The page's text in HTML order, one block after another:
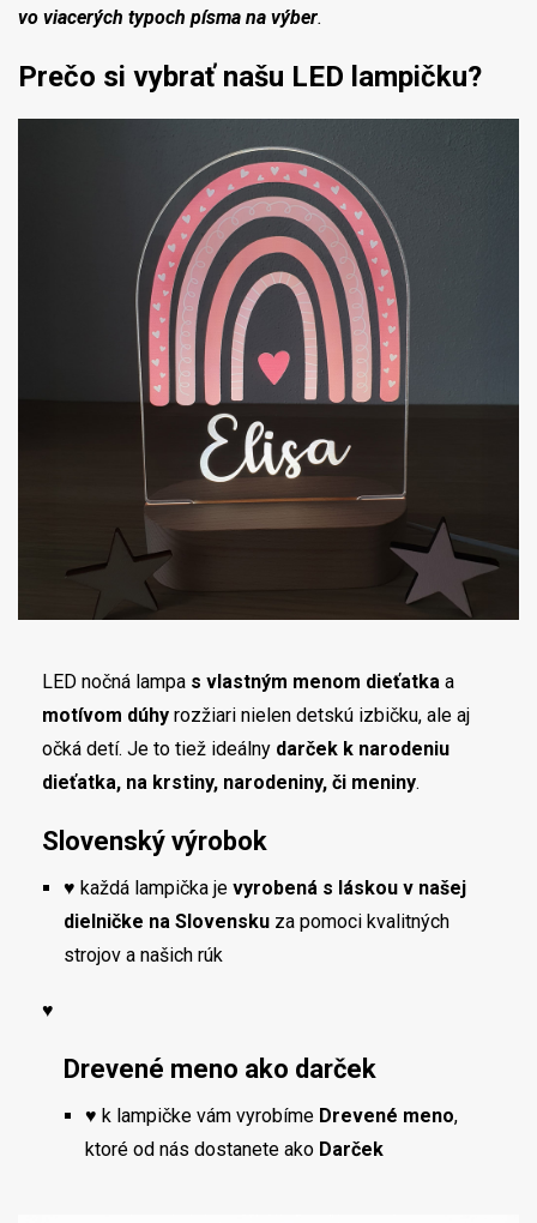
vo viacerých typoch písma na výber.
Prečo si vybrať našu LED lampičku?
LED nočná lampa s vlastným menom dieťatka a
motívom dúhy rozžiari nielen detskú izbičku, ale aj
očká detí. Je to tiež ideálny darček k narodeniu
dieťatka, na krstiny, narodeniny, či meniny.
Slovenský výrobok
♥ každá lampička je vyrobená s láskou v našej
dielničke na Slovensku za pomoci kvalitných
strojov a našich rúk
♥
Drevené meno ako darček
♥ k lampičke vám vyrobíme Drevené meno,
ktoré od nás dostanete ako Darček